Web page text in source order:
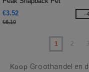
€3.52
€6.10
-
1 2 3
Koop Groothandel en